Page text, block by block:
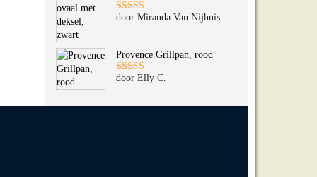
Gewaardeerd
door Miranda Van Nijhuis
Provence Grillpan, rood
Gewaardeerd
door Elly C.